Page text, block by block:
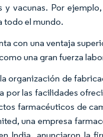
y vacunas. Por
todo el mundo.
con una ventaja
una gran fuerza
organización de
por las facilidades
farmacéuticos de
una empresa